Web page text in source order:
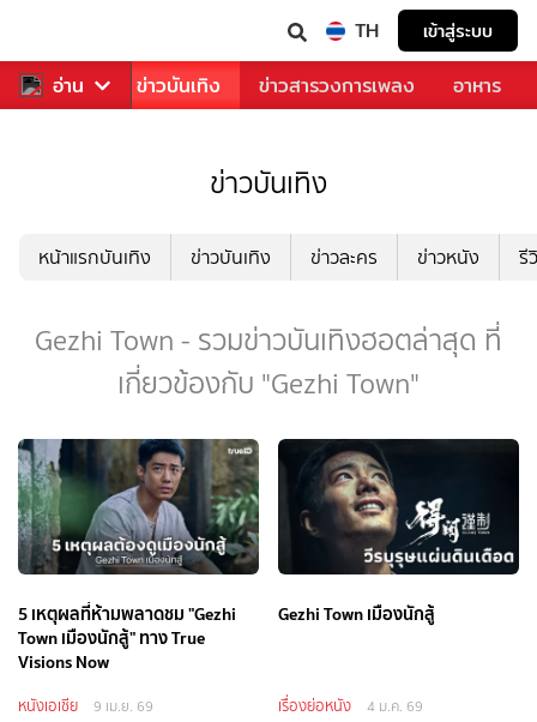
TH เข้าสู่ระบบ
อ่าน
ฬา ข่าว ข่าวบันเทิง ข่าวสารวงการเพลง อาหาร
ข่าวบันเทิง
หน้าแรกบันเทิง ข่าวบันเทิง ข่าวละคร ข่าวหนัง รี
Gezhi Town - รวมข่าวบันเทิงฮอตล่าสุด ที่
เกี่ยวข้องกับ "Gezhi Town"
5 เหตุผลที่ห้ามพลาดชม "Gezhi
Town เมืองนักสู้" ทาง True
Visions Now
หนังเอเชีย 9 เม.ย. 69
Gezhi Town เมืองนักสู้
เรื่องย่อหนัง 4 ม.ค. 69